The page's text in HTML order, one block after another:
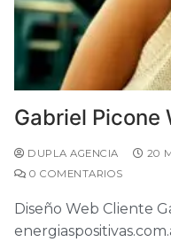
Gabriel Picone
DUPLA AGENCIA 20
0 COMENTARIOS
Diseño Web Cliente